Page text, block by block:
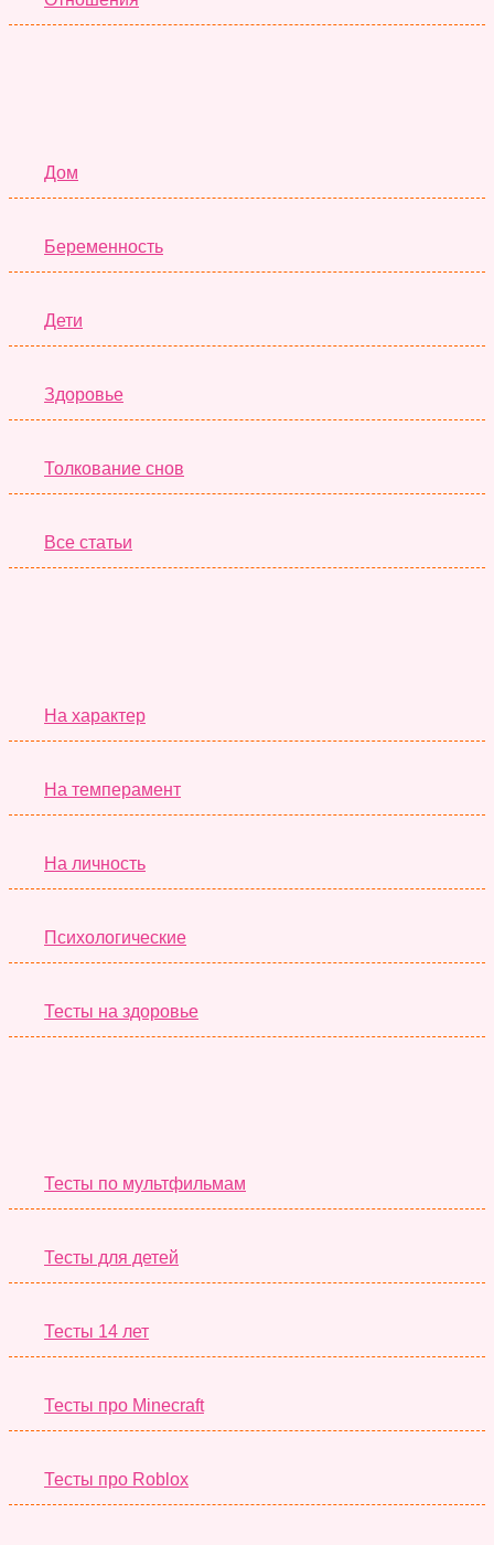
Дом
Беременность
Дети
Здоровье
Толкование снов
Все статьи
На характер
На темперамент
На личность
Психологические
Тесты на здоровье
Тесты по мультфильмам
Тесты для детей
Тесты 14 лет
Тесты про Minecraft
Тесты про Roblox